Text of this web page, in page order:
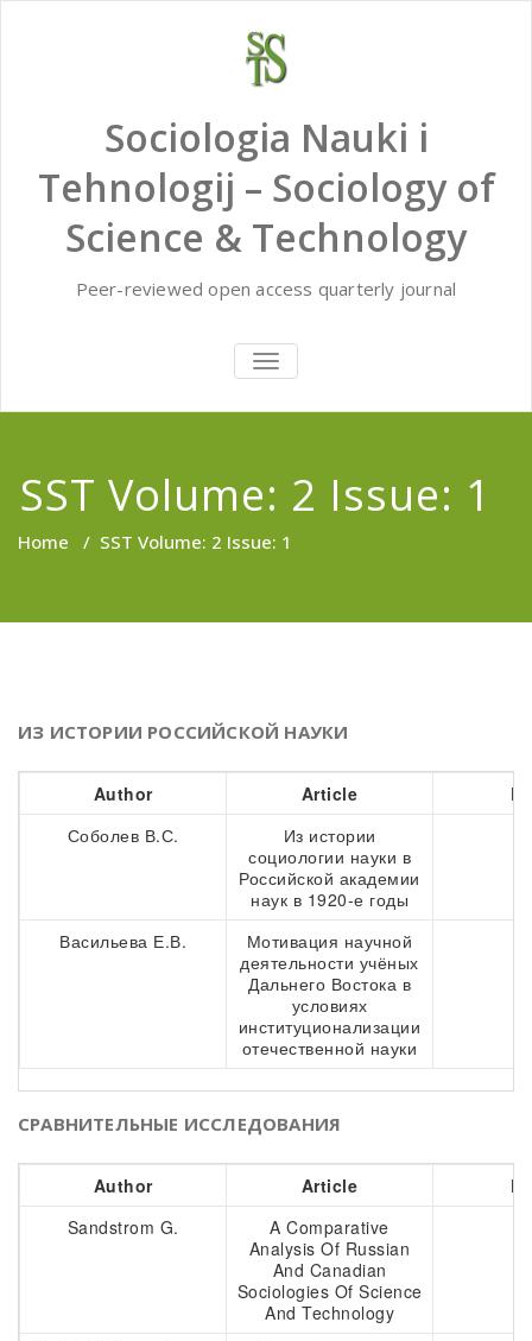
Sociologia Nauki i
Tehnologij – Sociology of
Science & Technology
Peer-reviewed open access quarterly journal
TOGGLE
NAVIGATION
SST Volume: 2 Issue: 1
Home / SST Volume: 2 Issue: 1
ИЗ ИСТОРИИ РОССИЙСКОЙ НАУКИ
Author Article
Соболев В.С.
Из истории
социологии науки в
Российской академии
наук в 1920-е годы
Васильева Е.В.
Мотивация научной
деятельности учёных
Дальнего Востока в
условиях
институционализации
отечественной науки
СРАВНИТЕЛЬНЫЕ ИССЛЕДОВАНИЯ
Author Article
Sandstrom G.
A Comparative
Analysis Of Russian
And Canadian
Sociologies Of Science
And Technology